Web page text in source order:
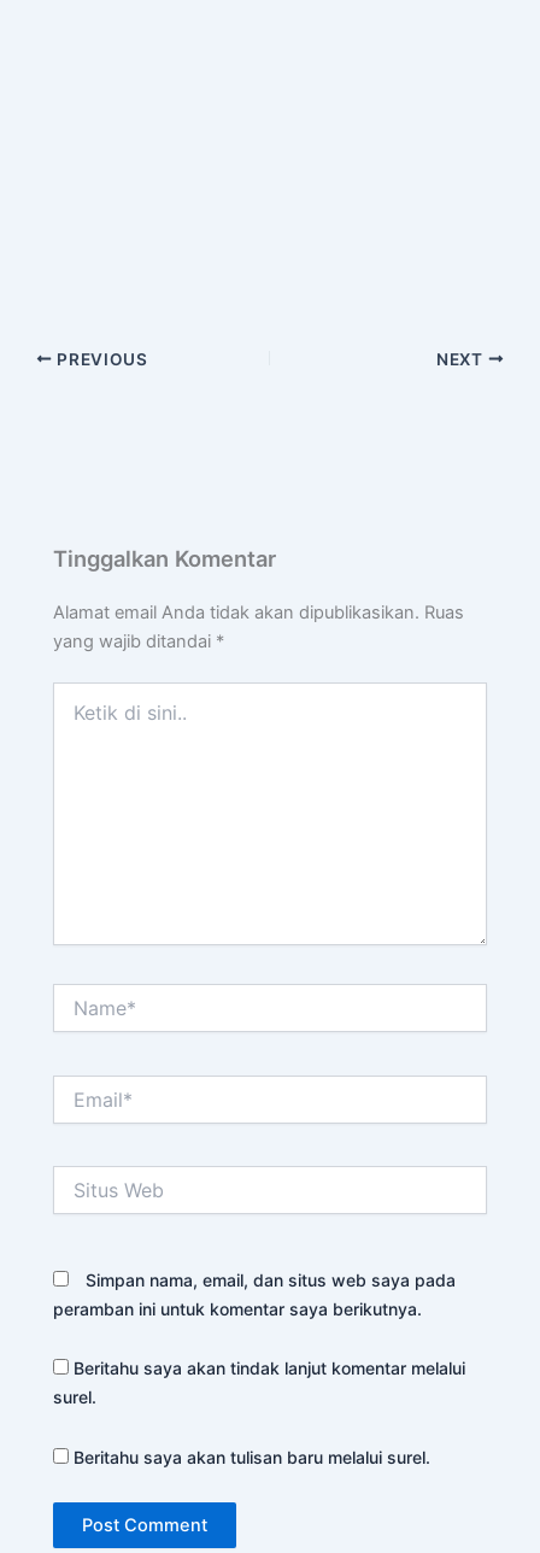
PREVIOUS NEXT
Tinggalkan Komentar
Alamat email Anda tidak akan dipublikasikan. Ruas
yang wajib ditandai *
Web
Simpan nama, email, dan situs web saya pada
peramban ini untuk komentar saya berikutnya.
Beritahu saya akan tindak lanjut komentar melalui
surel.
Beritahu saya akan tulisan baru melalui surel.